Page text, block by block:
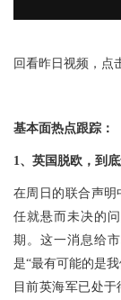
回看昨日视频，点
基本面热点跟踪：
1、英国脱欧，到
在周日的联合声
任就悬而未决的
期。这一消息给
是“最有可能的是
目前英海军已处